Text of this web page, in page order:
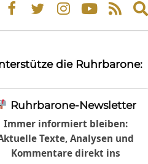
die Ruhrbarone:
Ruhrbarone-Newsletter
Immer informiert bleiben:
Texte, Analysen und
Kommentare direkt ins